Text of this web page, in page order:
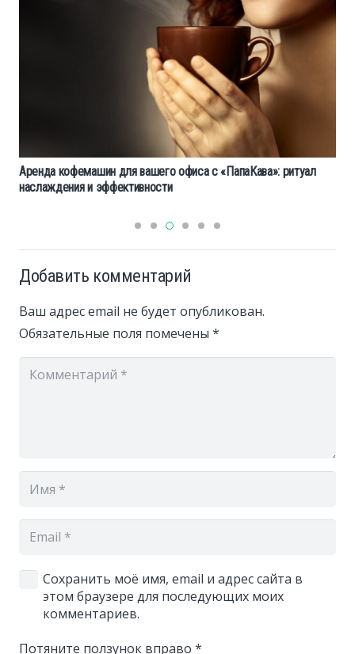
Аренда кофемашин для вашего офиса с «ПапаКава»: ритуал
наслаждения и эффективности
Добавить комментарий
Ваш адрес email не будет опубликован.
Обязательные поля помечены *
Сохранить моё имя, email и адрес сайта в
этом браузере для последующих моих
комментариев.
Потяните ползунок вправо *